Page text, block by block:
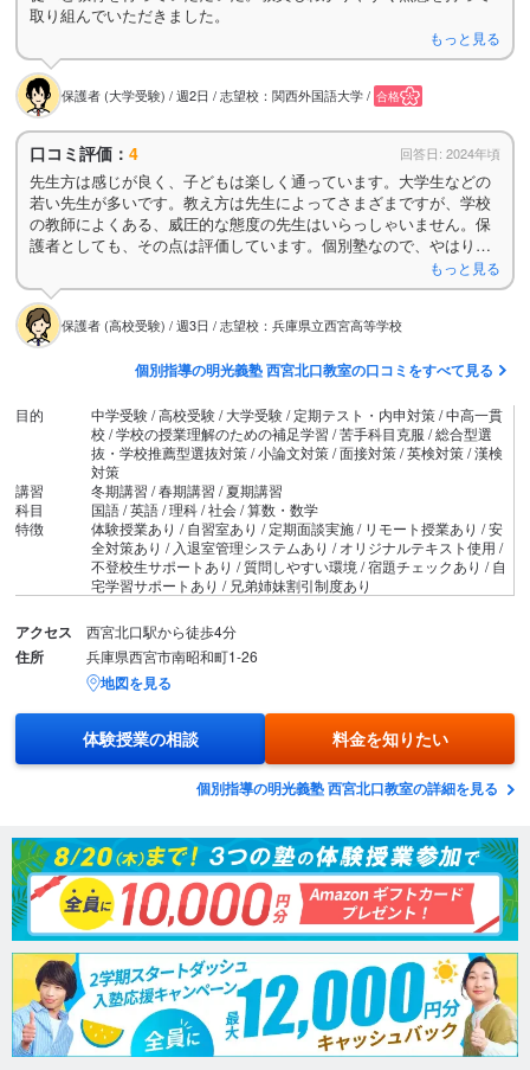
取り組んでいただきました。
もっと見る
保護者 (大学受験) / 週2日 / 志望校：関西外国語大学 / 合格
口コミ評価： 4 回答日: 2024年頃
先生方は感じが良く、子どもは楽しく通っています。大学生などの
若い先生が多いです。教え方は先生によってさまざまですが、学校
の教師によくある、威圧的な態度の先生はいらっしゃいません。保
護者としても、その点は評価しています。個別塾なので、やはり高
いなと感じますが、子どもに合った教え方をしてくれてると思って
いるし、成績も落ちているわけではないので、当分はこのまま通塾
させる予定です。おすすめします。
もっと見る
保護者 (高校受験) / 週3日 / 志望校：兵庫県立西宮高等学校
個別指導の明光義塾 西宮北口教室の口コミをすべて見る
目的
中学受験 / 高校受験 / 大学受験 / 定期テスト・内申対策 / 中高一貫
校 / 学校の授業理解のための補足学習 / 苦手科目克服 / 総合型選
抜・学校推薦型選抜対策 / 小論文対策 / 面接対策 / 英検対策 / 漢検
対策
講習
冬期講習 / 春期講習 / 夏期講習
科目
国語 / 英語 / 理科 / 社会 / 算数・数学
特徴
体験授業あり / 自習室あり / 定期面談実施 / リモート授業あり / 安
全対策あり / 入退室管理システムあり / オリジナルテキスト使用 /
不登校生サポートあり / 質問しやすい環境 / 宿題チェックあり / 自
宅学習サポートあり / 兄弟姉妹割引制度あり
アクセス 西宮北口駅から徒歩4分
住所 兵庫県西宮市南昭和町1-26
地図を見る
体験授業の相談 料金を知りたい
個別指導の明光義塾 西宮北口教室の詳細を見る